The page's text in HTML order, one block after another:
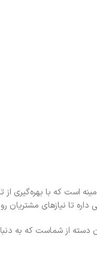
که با بهره‌گیری از
نیازهای مشتریان رو
اون دسته از شماست